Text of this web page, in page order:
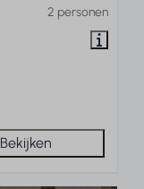
2 personen
Bekijken